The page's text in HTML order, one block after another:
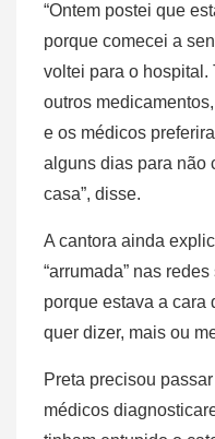
“Ontem postei que
porque comecei a
voltei para o hospital.
outros
e os médicos
alguns dias para não
casa”, disse.
A cantora ainda
“arrumada” nas
porque estava a cara
quer dizer, mais ou
Preta precisou
médicos